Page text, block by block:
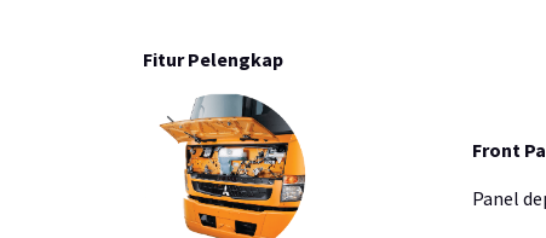
Fitur Pelengkap
Front
Panel